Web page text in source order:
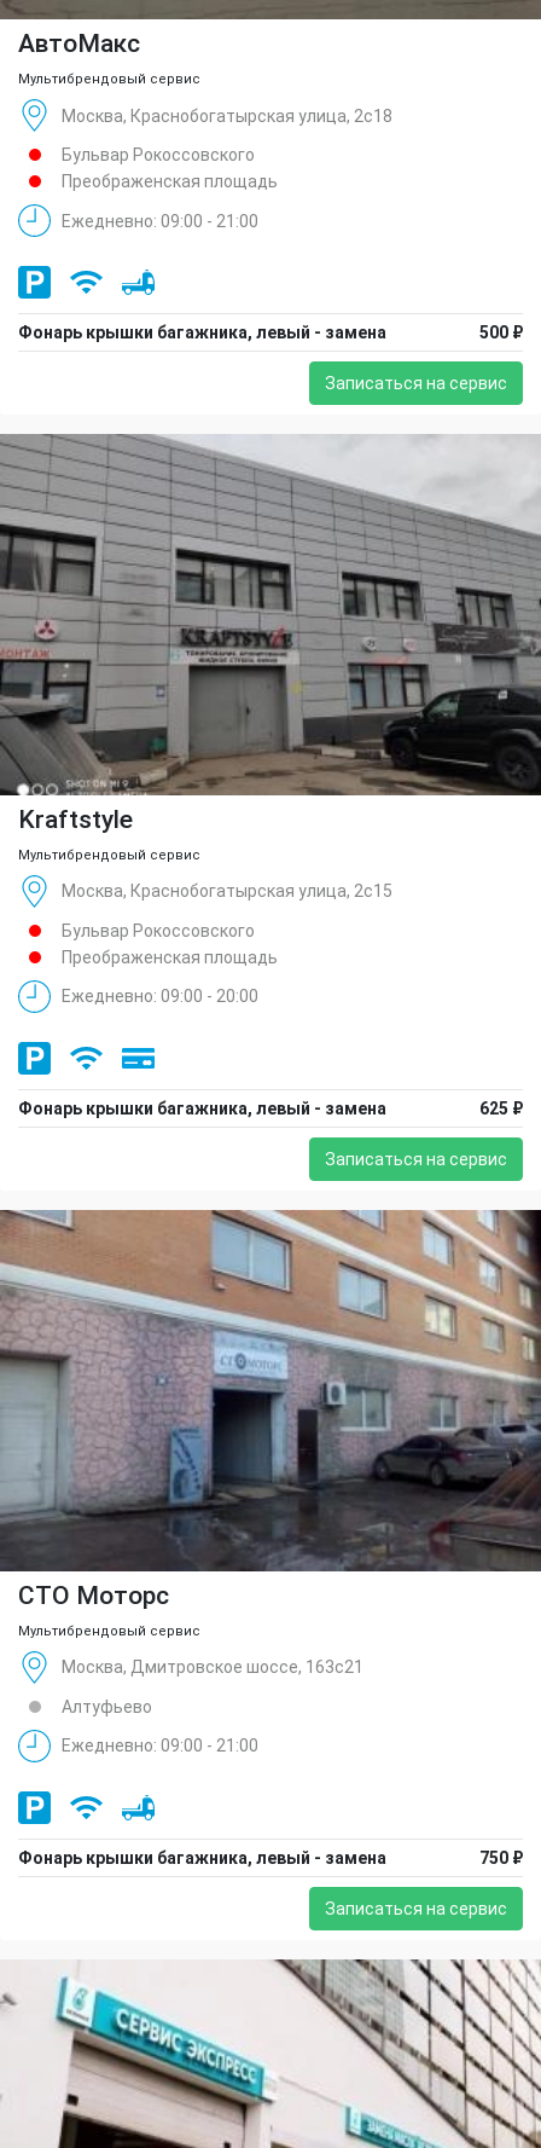
АвтоМакс
Мультибрендовый сервис
Москва, Краснобогатырская улица, 2с18
Бульвар Рокоссовского
Преображенская площадь
Ежедневно: 09:00 - 21:00
Фонарь крышки багажника, левый - замена 500 ₽
Записаться на сервис
Kraftstyle
Мультибрендовый сервис
Москва, Краснобогатырская улица, 2с15
Бульвар Рокоссовского
Преображенская площадь
Ежедневно: 09:00 - 20:00
Фонарь крышки багажника, левый - замена 625 ₽
Записаться на сервис
СТО Моторс
Мультибрендовый сервис
Москва, Дмитровское шоссе, 163с21
Алтуфьево
Ежедневно: 09:00 - 21:00
Фонарь крышки багажника, левый - замена 750 ₽
Записаться на сервис